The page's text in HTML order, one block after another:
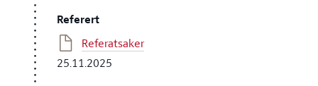
Referert
Referatsaker
25.11.2025